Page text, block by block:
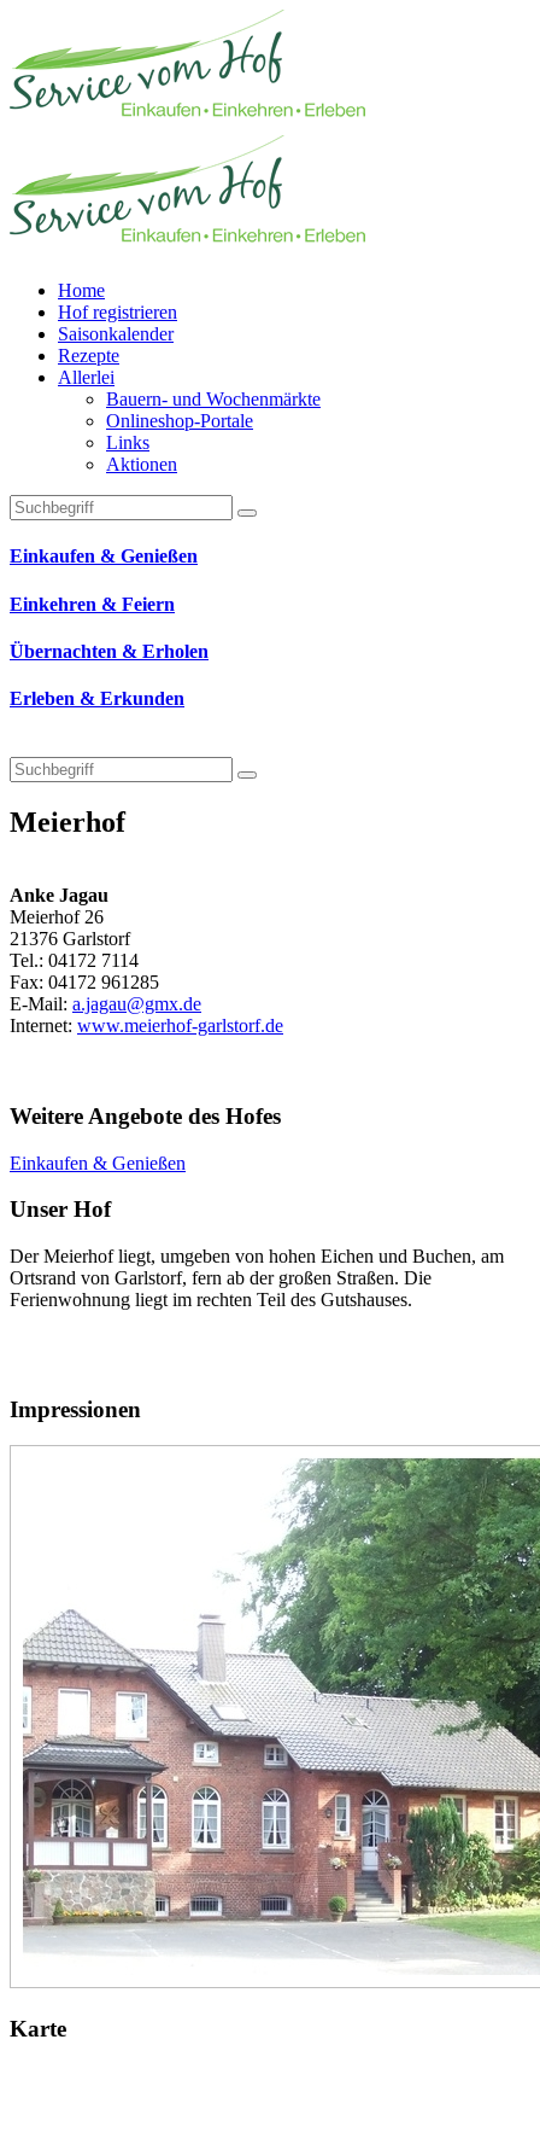
Home
Hof registrieren
Saisonkalender
Rezepte
Allerlei
Bauern- und Wochenmärkte
Onlineshop-Portale
Links
Aktionen
Technisches Feld: Suchfeld
Technisches Feld: Suchbutton
Suche absenden
Einkaufen & Genießen
Einkehren & Feiern
Übernachten & Erholen
Erleben & Erkunden
Meierhof
Anke Jagau
Meierhof 26
21376 Garlstorf
Tel.: 04172 7114
Fax: 04172 961285
E-Mail: a.jagau@gmx.de
Internet: www.meierhof-garlstorf.de
Weitere Angebote des Hofes
Einkaufen & Genießen
Unser Hof
Der Meierhof liegt, umgeben von hohen Eichen und Buchen, am
Ortsrand von Garlstorf, fern ab der großen Straßen. Die
Ferienwohnung liegt im rechten Teil des Gutshauses.
Impressionen
Karte